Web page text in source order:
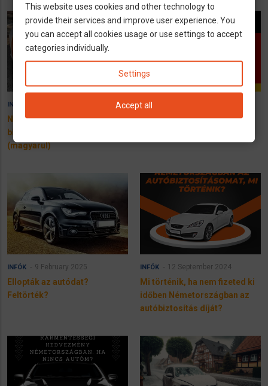
INFÓK
Németországi gépjármű
biztosítás kalkulátor
(magyarul)
HÍREK
Merz kizárja az adóemelést
INFÓK 9 February 2025
Ellopták az autódat?
Feltörték?
INFÓK 12 September 2024
Mi történik, ha nem fizeted ki
időben Németországban az
autóbiztosítás díját?
This website uses cookies and other technology to
provide their services and improve user experience. You
you can accept all cookies usage or use settings to accept
categories individually.
Settings
Accept all